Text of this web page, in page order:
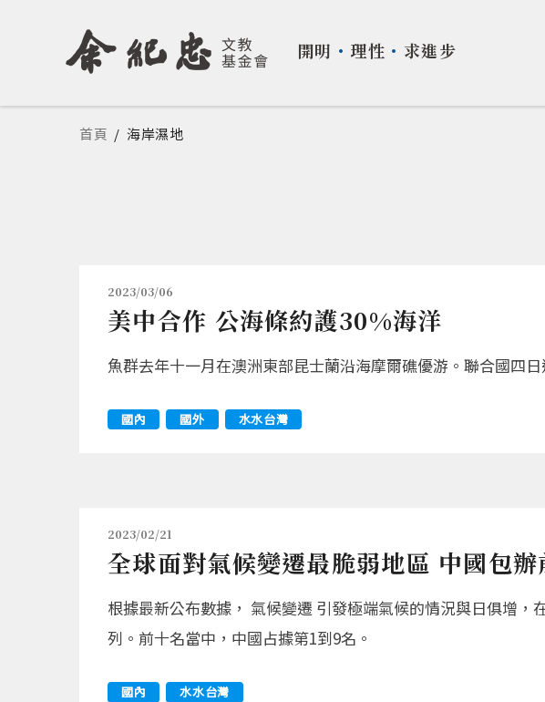
開明 ・ 理性 ・ 求進步
您在這裡
首頁 / 海岸濕地
2023/03/06
美中合作 公海條約護30%海洋
魚群去年十一月在澳洲東部昆士蘭沿海摩爾礁優游。聯合國四
國內 國外 水水台灣
2023/02/21
全球面對氣候變遷最脆弱地區 中國包辦
根據最新公布數據， 氣候變遷 引發極端氣候的情況與日俱增
列。前十名當中，中國占據第1到9名。
國內 水水台灣